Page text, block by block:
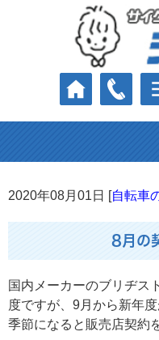
2020年08月01日 [自転車
8月の
国内メーカーのブリヂス
度ですが、9月から新年
季節になると販売店契約